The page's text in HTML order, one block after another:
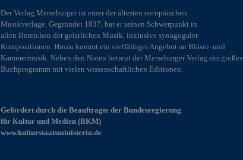
Der Verlag Merseburger ist einer der ältesten europäischen
Musikverlage. Gegründet 1837, hat er seinen Schwerpunkt in
allen Bereichen der geistlichen Musik, inklusive synagogaler
Kompositionen. Hinzu kommt ein vielfältiges Angebot an Bläser- und
Kammermusik. Neben den Noten betreut der Merseburger Verlag ein großes
Buchprogramm mit vielen wissenschaftlichen Editionen.
Gefördert durch die Beauftragte der Bundesregierung
für Kultur und Medien (BKM)
www.kulturstaatsministerin.de